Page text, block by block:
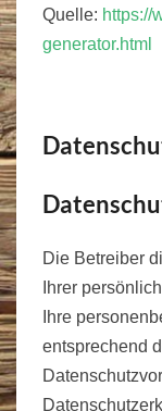
Quelle: https://
generator.html
Die Betreiber
Ihrer
Ihre
entsprechend